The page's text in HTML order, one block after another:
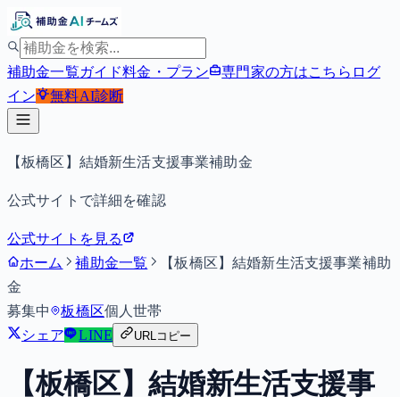
補助金一覧ガイド料金・プラン 専門家の方はこちら ログ
イン
無料AI診断
【板橋区】結婚新生活支援事業補助金
公式サイトで詳細を確認
公式サイトを見る
ホーム
補助金一覧
【板橋区】結婚新生活支援事業補助
金
募集中
板橋区個人世帯
シェア
LINE URLコピー
【板橋区】結婚新生活支援事